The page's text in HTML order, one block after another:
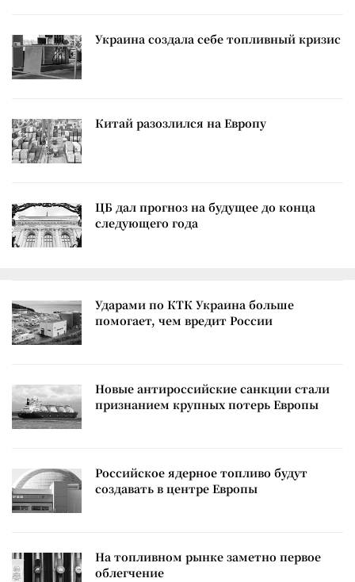
Украина создала себе топливный кризис
Китай разозлился на Европу
ЦБ дал прогноз на будущее до конца
следующего года
Ударами по КТК Украина больше
помогает, чем вредит России
Новые антироссийские санкции стали
признанием крупных потерь Европы
Российское ядерное топливо будут
создавать в центре Европы
На топливном рынке заметно первое
облегчение